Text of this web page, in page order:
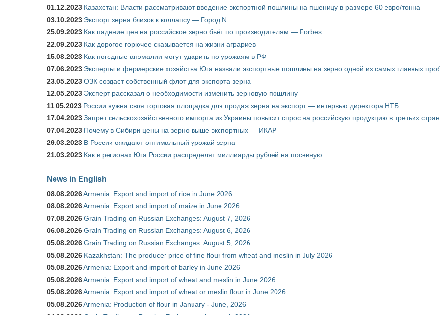
01.12.2023 Казахстан: Власти рассматривают введение экспортной пошлины на пшеницу в размере 60 евро/тонна
03.10.2023 Экспорт зерна близок к коллапсу — Город N
25.09.2023 Как падение цен на российское зерно бьёт по производителям — Forbes
22.09.2023 Как дорогое горючее сказывается на жизни аграриев
15.08.2023 Как погодные аномалии могут ударить по урожаям в РФ
07.06.2023 Эксперты и фермерские хозяйства Юга назвали экспортные пошлины на зерно одной из самых главных
23.05.2023 ОЗК создаст собственный флот для экспорта зерна
12.05.2023 Эксперт рассказал о необходимости изменить зерновую пошлину
11.05.2023 России нужна своя торговая площадка для продаж зерна на экспорт — интервью директора НТБ
17.04.2023 Запрет сельскохозяйственного импорта из Украины повысит спрос на российскую продукцию в третьих
07.04.2023 Почему в Сибири цены на зерно выше экспортных — ИКАР
29.03.2023 В России ожидают оптимальный урожай зерна
21.03.2023 Как в регионах Юга России распределят миллиарды рублей на посевную
News in English
08.08.2026Armenia: Export and import of rice in June 2026
08.08.2026Armenia: Export and import of maize in June 2026
07.08.2026 Grain Trading on Russian Exchanges: August 7, 2026
06.08.2026 Grain Trading on Russian Exchanges: August 6, 2026
05.08.2026 Grain Trading on Russian Exchanges: August 5, 2026
05.08.2026 Kazakhstan: The producer price of fine flour from wheat and meslin in July 2026
05.08.2026Armenia: Export and import of barley in June 2026
05.08.2026Armenia: Export and import of wheat and meslin in June 2026
05.08.2026Armenia: Export and import of wheat or meslin flour in June 2026
05.08.2026Armenia: Production of flour in January - June, 2026